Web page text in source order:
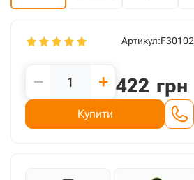
Артикул:F30102
− + 422 грн
Купити